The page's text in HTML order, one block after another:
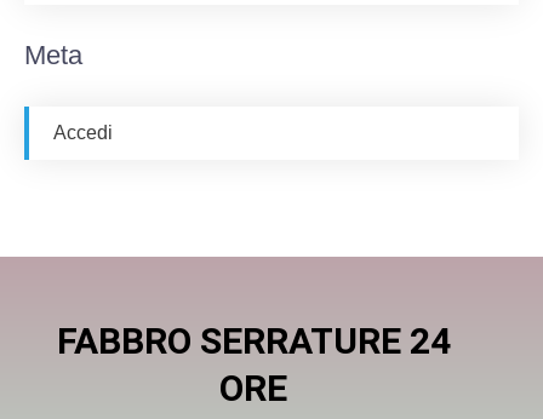
Meta
Accedi
FABBRO SERRATURE 24
ORE